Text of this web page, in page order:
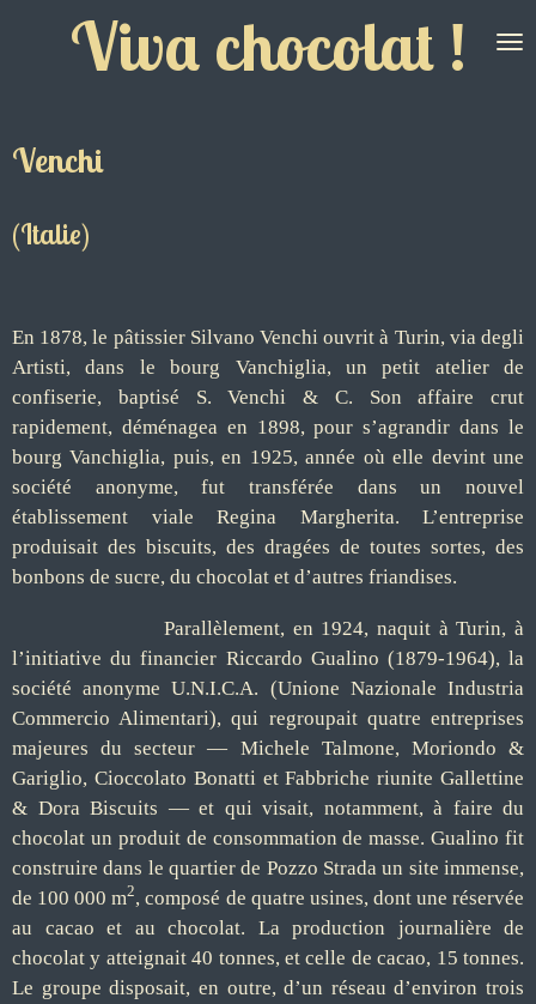
PasserViva chocolat !
Venchi
(Italie)
En 1878, le pâtissier Silvano Venchi ouvrit à Turin, via degli
Artisti, dans le bourg Vanchiglia, un petit atelier de
confiserie, baptisé S. Venchi & C. Son affaire crut
rapidement, déménagea en 1898, pour s’agrandir dans le
bourg Vanchiglia, puis, en 1925, année où elle devint une
société anonyme, fut transférée dans un nouvel
établissement viale Regina Margherita. L’entreprise
produisait des biscuits, des dragées de toutes sortes, des
bonbons de sucre, du chocolat et d’autres friandises.
Parallèlement, en 1924, naquit à Turin, à
l’initiative du financier Riccardo Gualino (1879-1964), la
société anonyme U.N.I.C.A. (Unione Nazionale Industria
Commercio Alimentari), qui regroupait quatre entreprises
majeures du secteur — Michele Talmone, Moriondo &
Gariglio, Cioccolato Bonatti et Fabbriche riunite Gallettine
& Dora Biscuits — et qui visait, notamment, à faire du
chocolat un produit de consommation de masse. Gualino fit
construire dans le quartier de Pozzo Strada un site immense,
de 100 000 m2, composé de quatre usines, dont une réservée
au cacao et au chocolat. La production journalière de
chocolat y atteignait 40 tonnes, et celle de cacao, 15 tonnes.
Le groupe disposait, en outre, d’un réseau d’environ trois